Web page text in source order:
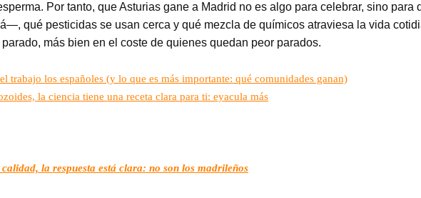
Por tanto, que Asturias gane a Madrid no es algo para celebrar, sino para
qué pesticidas se usan cerca y qué mezcla de químicos atraviesa la vida
más bien en el coste de quienes quedan peor parados.
trabajo los españoles (y lo que es más importante: qué comunidades ganan)
la ciencia tiene una receta clara para ti: eyacula más
la respuesta está clara: no son los madrileños